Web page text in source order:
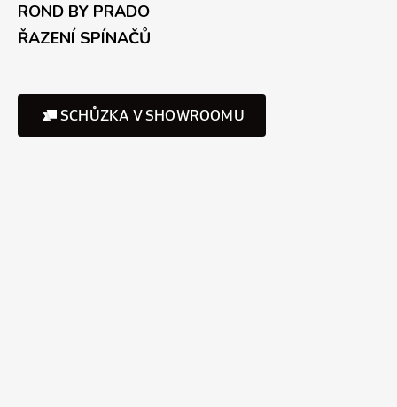
ROND BY PRADO
ŘAZENÍ SPÍNAČŮ
SCHŮZKA V SHOWROOMU